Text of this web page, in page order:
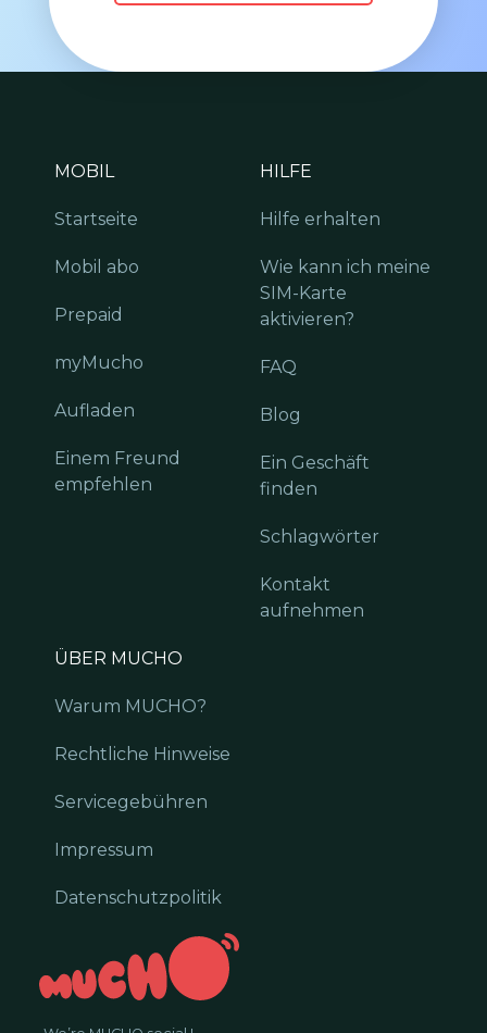
MOBIL
Startseite
Mobil abo
Prepaid
myMucho
Aufladen
Einem Freund
empfehlen
HILFE
Hilfe erhalten
Wie kann ich meine
SIM-Karte
aktivieren?
FAQ
Blog
Ein Geschäft
finden
Schlagwörter
Kontakt
aufnehmen
ÜBER MUCHO
Warum MUCHO?
Rechtliche Hinweise
Servicegebühren
Impressum
Datenschutzpolitik